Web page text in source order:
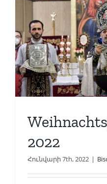
2022
Հունվարի 7th, 2022 |